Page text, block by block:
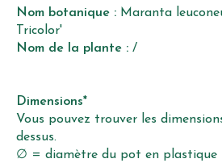
Nom botanique : Maranta
Tricolor'
Nom de la plante : /
Dimensions*
Vous pouvez trouver les
dessus.
∅ = diamètre du pot en plastique